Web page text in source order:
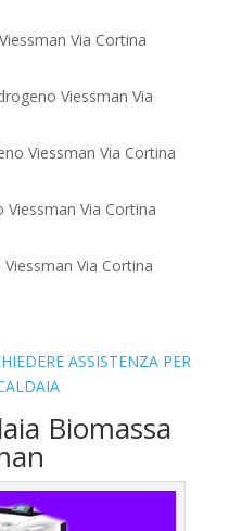
Via Cortina
Viessman Via
Viessman Via Cortina
Viessman Via Cortina
Via Cortina
ASSISTENZA PER
Biomassa